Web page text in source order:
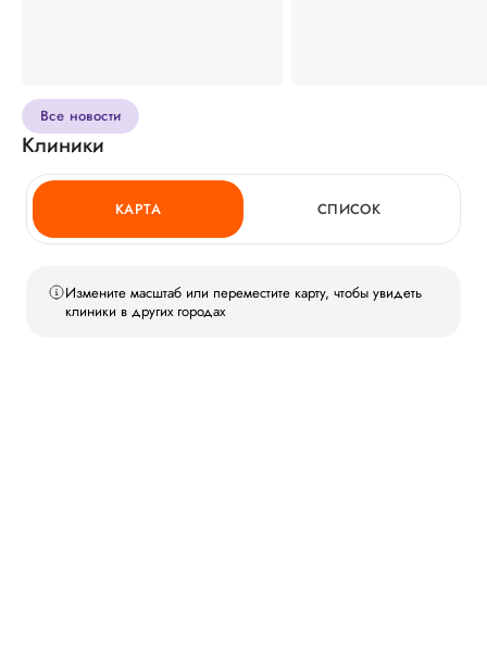
Все новости
Клиники
КАРТА СПИСОК
Измените масштаб или переместите карту, чтобы увидеть
клиники в других городах